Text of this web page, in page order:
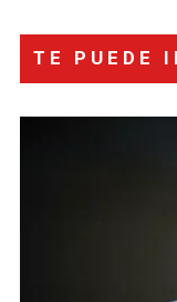
TE PUEDE